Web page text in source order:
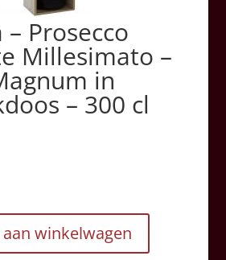
– Prosecco
Millesimato –
in
– 300 cl
winkelwagen